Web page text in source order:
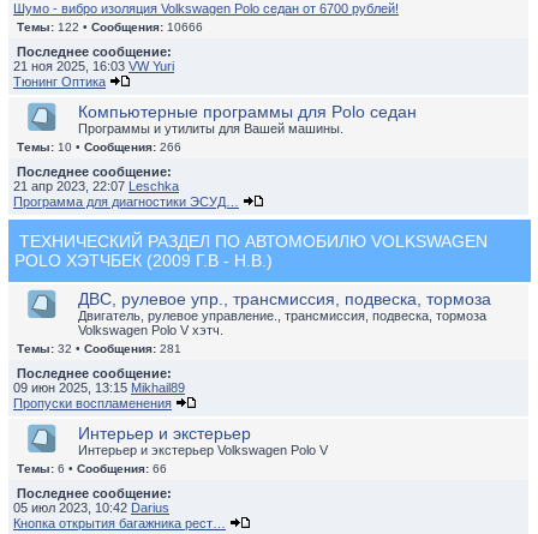
Шумо - вибро изоляция Volkswagen Polo седан от 6700 рублей!
Темы: 122 • Сообщения: 10666
Последнее сообщение:
21 ноя 2025, 16:03 VW Yuri
Тюнинг Оптика
Компьютерные программы для Polo седан
Программы и утилиты для Вашей машины.
Темы: 10 • Сообщения: 266
Последнее сообщение:
21 апр 2023, 22:07 Leschka
Программа для диагностики ЭСУД…
ТЕХНИЧЕСКИЙ РАЗДЕЛ ПО АВТОМОБИЛЮ VOLKSWAGEN
POLO ХЭТЧБЕК (2009 Г.В - Н.В.)
ДВС, рулевое упр., трансмиссия, подвеска, тормоза
Двигатель, рулевое управление., трансмиссия, подвеска, тормоза
Volkswagen Polo V хэтч.
Темы: 32 • Сообщения: 281
Последнее сообщение:
09 июн 2025, 13:15 Mikhail89
Пропуски воспламенения
Интерьер и экстерьер
Интерьер и экстерьер Volkswagen Polo V
Темы: 6 • Сообщения: 66
Последнее сообщение:
05 июл 2023, 10:42 Darius
Кнопка открытия багажника рест…